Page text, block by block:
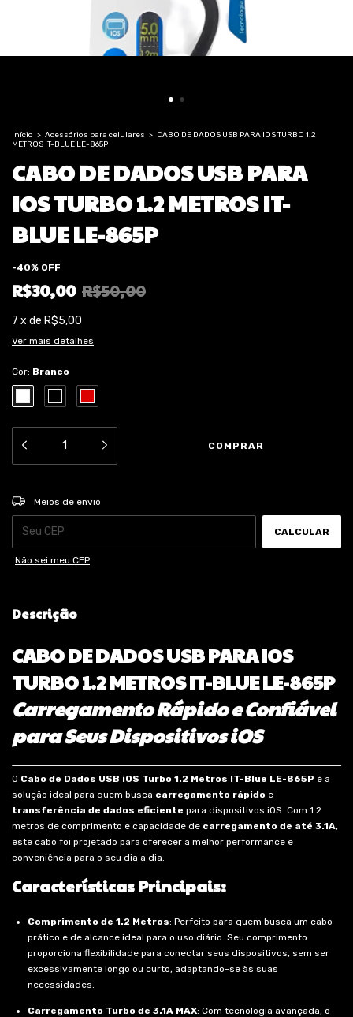
Início > Acessórios para celulares > CABO DE DADOS USB PARA IOS TURBO 1.2
METROS IT-BLUE LE-865P
CABO DE DADOS USB PARA
IOS TURBO 1.2 METROS IT-
BLUE LE-865P
-40% OFF
R$30,00 R$50,00
7 x de R$5,00
Ver mais detalhes
Cor: Branco
Entregas para o CEP:
Meios de envio
CALCULAR
Não sei meu CEP
Descrição
CABO DE DADOS USB PARA IOS
TURBO 1.2 METROS IT-BLUE LE-865P
Carregamento Rápido e Confiável
para Seus Dispositivos iOS
O Cabo de Dados USB iOS Turbo 1.2 Metros IT-Blue LE-865P é a
solução ideal para quem busca carregamento rápido e
transferência de dados eficiente para dispositivos iOS. Com 1.2
metros de comprimento e capacidade de carregamento de até 3.1A,
este cabo foi projetado para oferecer a melhor performance e
conveniência para o seu dia a dia.
Características Principais:
Comprimento de 1.2 Metros: Perfeito para quem busca um cabo
prático e de alcance ideal para o uso diário. Seu comprimento
proporciona flexibilidade para conectar seus dispositivos, sem ser
excessivamente longo ou curto, adaptando-se às suas
necessidades.
Carregamento Turbo de 3.1A MAX: Com tecnologia avançada, o